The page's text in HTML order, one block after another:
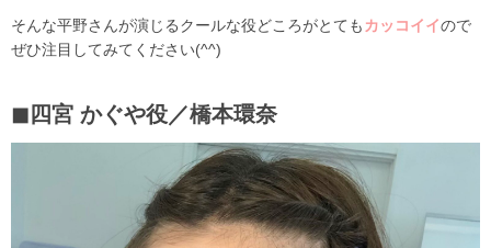
そんな平野さんが演じるクールな役どころがとても カッコイイので
ぜひ注目してみてください(^^)
◼︎四宮 かぐや役／橋本環奈